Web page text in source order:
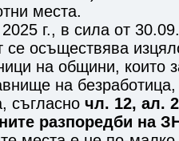
места.
г., в сила от
се осъществява
на общини, които
на
съгласно чл. 12, ал.
разпоредби на